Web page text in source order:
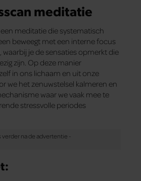
meditatie
meditatie die systematisch
beweegt met een interne focus
waarbij je de sensaties opmerkt die
zijn. Op deze manier
in ons lichaam en uit onze
we het zenuwstelsel kalmeren en
waar we vaak mee te
stressvolle periodes